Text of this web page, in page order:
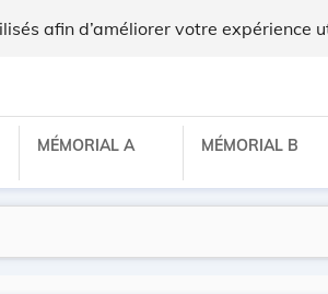
afin d’améliorer votre expérience
MÉMORIAL A MÉMORIAL B